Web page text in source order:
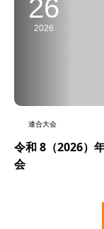
26
2026
連合大会
令和 8（2026）
会